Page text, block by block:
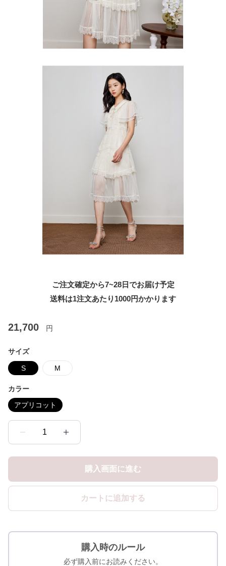
ご注文確定から7~28日でお届け予定
送料は1注文あたり 1000円かかります
21,700 円
サイズ
S M
カラー
アプリコット
1
購入画面に進む
カートに追加する
購入時のルール
必ず購入前にお読みください。